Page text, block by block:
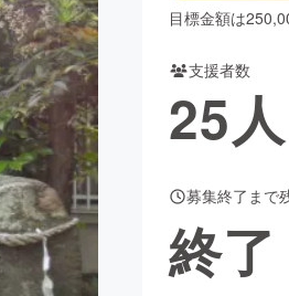
アニメ・漫画
ビューティー・ヘルスケア
CAMPFIRE Creation
machi-yaコミュニティ
目標金額は
支援者数
25人
募集終了まで
終了